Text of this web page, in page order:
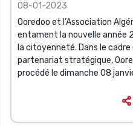
ouvrent un Centre
de Formation et
Femmes à Béchar
08-01-2023
Ooredoo et l’Association
entament la nouvelle année
la citoyenneté. Dans le
partenariat stratégique,
procédé le dimanche 08
Femmes (AFIF), situé dans